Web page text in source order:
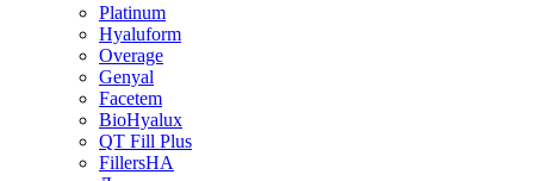
Platinum
Hyaluform
Overage
Genyal
Facetem
BioHyalux
QT Fill Plus
FillersHA